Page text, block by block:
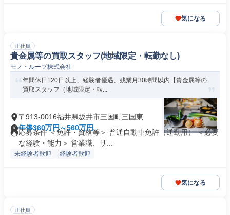
気になる
正社員
貴金属等の買取スタッフ(地域限定・転勤なし)
モノ・ループ株式会社
年間休日120日以上、経験者優遇、残業月30時間以内【貴金属等の
買取スタッフ（地域限定・転...
〒913-0016福井県坂井市三国町三国東
年俸360万円～560万円
応募条件 ＜免許・資格等＞ 普通自動車免許（通勤用） ＜必要
な経験・能力＞ 営業職、サ...
未経験者歓迎 経験者歓迎
気になる
正社員